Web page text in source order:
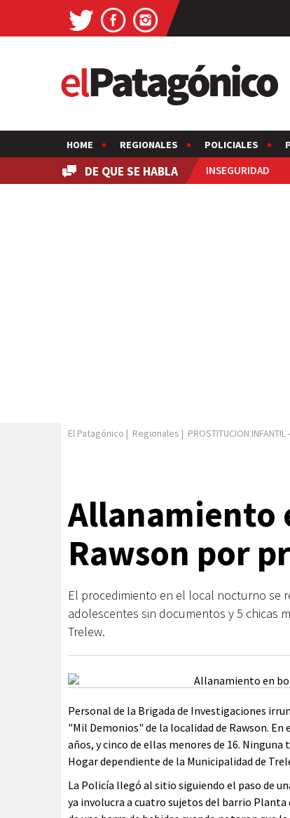
HOME REGIONALES POLICIALES
DE QUE SE HABLA INSEGURIDAD
El Patagónico | Regionales | PROSTITUCION INFANTIL-
Allanamiento
Rawson por
El procedimiento en el local nocturno se
adolescentes sin documentos y 5 chicas
Trelew.
Personal de la Brigada de Investigaciones
"Mil Demonios" de la localidad de Rawson.
años, y cinco de ellas menores de 16. Ninguna
Hogar dependiente de la Municipalidad de
La Policía llegó al sitio siguiendo el paso de
ya involucra a cuatro sujetos del barrio Planta